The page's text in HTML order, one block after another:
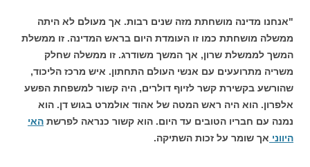
"אנחנו מדינה מושחתת מזה שנים רבות. אך מעולם לא היתה
ממשלה מושחתת כמו זו העומדת היום בראש המדינה. זו ממשלת
המשך לממשלת שרון, אך המשך משודרג. זו ממשלה שחלק
משריה מתרועעים עם אנשי העולם התחתון. איש מרכז הליכוד,
שהורשע בקשירת קשר לזיוף דולרים, היה קשור למשפחת הפשע
אלפרון. הוא היה ראש המטה של אהוד אולמרט בגוש דן. הוא
נמנה עם חבריו הטובים עד היום. הוא קשור כנראה לפרשת האי
היווני אך שומר על זכות השתיקה.